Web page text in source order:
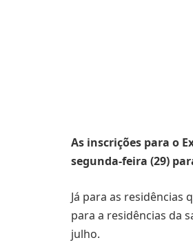
As inscrições para o
segunda-feira (29)
Já para as residências
para a residências da
julho.